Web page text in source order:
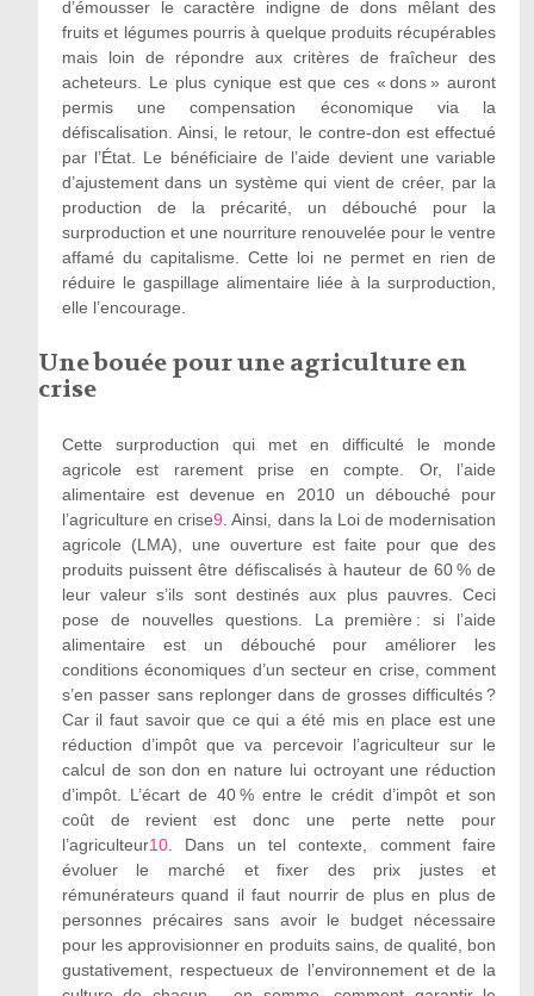
d’émousser le caractère indigne de dons mêlant des
fruits et légumes pourris à quelque produits récupérables
mais loin de répondre aux critères de fraîcheur des
acheteurs. Le plus cynique est que ces « dons » auront
permis une compensation économique via la
défiscalisation. Ainsi, le retour, le contre-don est effectué
par l’État. Le bénéficiaire de l’aide devient une variable
d’ajustement dans un système qui vient de créer, par la
production de la précarité, un débouché pour la
surproduction et une nourriture renouvelée pour le ventre
affamé du capitalisme. Cette loi ne permet en rien de
réduire le gaspillage alimentaire liée à la surproduction,
elle l’encourage.
Une bouée pour une agriculture en
crise
Cette surproduction qui met en difficulté le monde
agricole est rarement prise en compte. Or, l’aide
alimentaire est devenue en 2010 un débouché pour
l’agriculture en crise9 . Ainsi, dans la Loi de modernisation
agricole (LMA), une ouverture est faite pour que des
produits puissent être défiscalisés à hauteur de 60 % de
leur valeur s’ils sont destinés aux plus pauvres. Ceci
pose de nouvelles questions. La première : si l’aide
alimentaire est un débouché pour améliorer les
conditions économiques d’un secteur en crise, comment
s’en passer sans replonger dans de grosses difficultés ?
Car il faut savoir que ce qui a été mis en place est une
réduction d’impôt que va percevoir l’agriculteur sur le
calcul de son don en nature lui octroyant une réduction
d’impôt. L’écart de 40 % entre le crédit d’impôt et son
coût de revient est donc une perte nette pour
l’agriculteur10. Dans un tel contexte, comment faire
évoluer le marché et fixer des prix justes et
rémunérateurs quand il faut nourrir de plus en plus de
personnes précaires sans avoir le budget nécessaire
pour les approvisionner en produits sains, de qualité, bon
gustativement, respectueux de l’environnement et de la